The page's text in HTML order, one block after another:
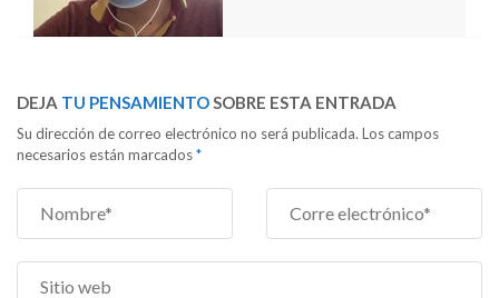
DEJA TU PENSAMIENTOSOBRE ESTA ENTRADA
Su dirección de correo electrónico no será publicada. Los campos
necesarios están marcados*